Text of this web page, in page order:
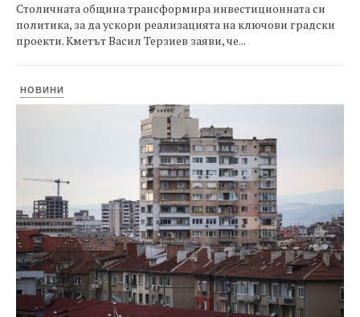
Столичната община трансформира инвестиционната си
политика, за да ускори реализацията на ключови градски
проекти. Кметът Васил Терзиев заяви, че...
НОВИНИ